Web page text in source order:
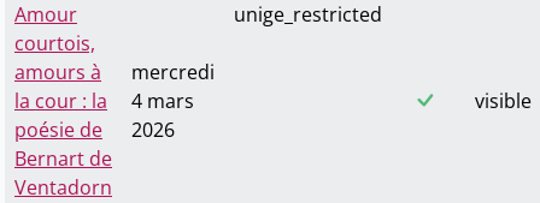
Amour
courtois,
amours à
la cour : la
poésie de
Bernart de
Ventadorn
mercredi
4 mars
2026
unige_restricted
visible